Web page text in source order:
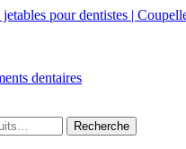
dentaires
Recherche